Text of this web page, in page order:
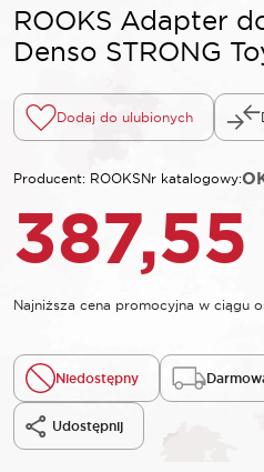
ROOKS Adapter
Denso STRONG
Dodaj do ulubionych
Producent: ROOKSNr katalogowy:
387,55
Najniższa cena promocyjna w ciągu
Niedostępny
Udostępnij